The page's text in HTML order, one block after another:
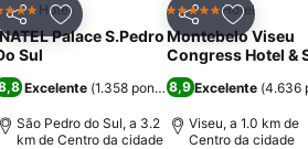
PartilharAdicionar aos favoritos
EstrelasHotel
Palace S.Pedro
Sul
Excelente (1.358 pontuações)
São Pedro do Sul, a 3.2
km de Centro da cidade
Partilhar
5 EstrelasHotel
Montebelo Viseu
Congress Hotel &
8,9Excelente (4.636
Viseu, a 1.0 km de
Centro da cidade